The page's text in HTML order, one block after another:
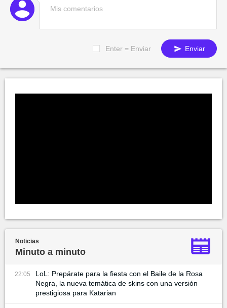
Enter = Enviar Enviar
Noticias
Minuto a minuto
22:05
LoL: Prepárate para la fiesta con el Baile de la Rosa
Negra, la nueva temática de skins con una versión
prestigiosa para Katarian